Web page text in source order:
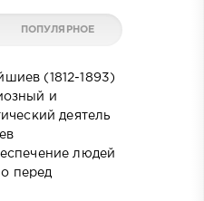
ПОПУЛЯРНОЕ
(1812-1893)
и
деятель
людей
перед